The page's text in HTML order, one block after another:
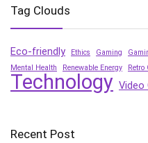
Tag Clouds
Eco-friendly Ethics Gaming
Mental Health
Renewable Energy Retro
Technology Video
Recent Post